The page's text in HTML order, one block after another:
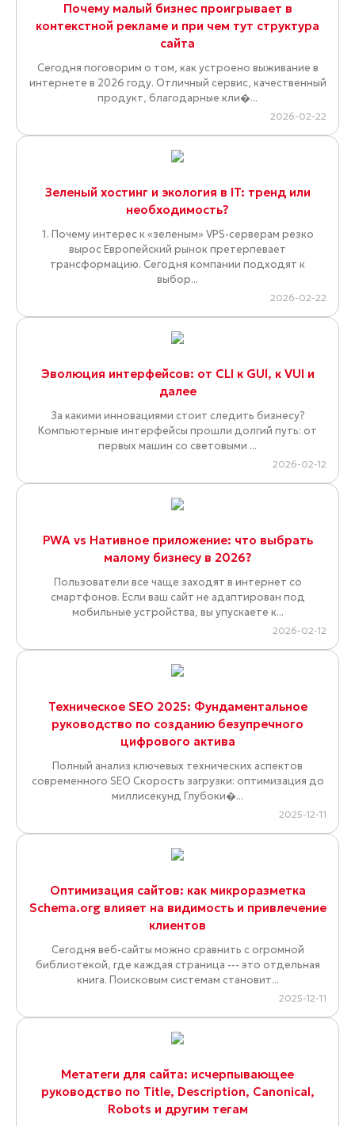
Почему малый бизнес проигрывает в
контекстной рекламе и при чем тут структура
сайта
Сегодня поговорим о том, как устроено выживание в
интернете в 2026 году. Отличный сервис, качественный
продукт, благодарные кли�...
2026-02-22
Зеленый хостинг и экология в IT: тренд или
необходимость?
1. Почему интерес к «зеленым» VPS-серверам резко
вырос Европейский рынок претерпевает
трансформацию. Сегодня компании подходят к
выбор...
2026-02-22
Эволюция интерфейсов: от CLI к GUI, к VUI и
далее
За какими инновациями стоит следить бизнесу?
Компьютерные интерфейсы прошли долгий путь: от
первых машин со световыми ...
2026-02-12
PWA vs Нативное приложение: что выбрать
малому бизнесу в 2026?
Пользователи все чаще заходят в интернет со
смартфонов. Если ваш сайт не адаптирован под
мобильные устройства, вы упускаете к...
2026-02-12
Техническое SEO 2025: Фундаментальное
руководство по созданию безупречного
цифрового актива
Полный анализ ключевых технических аспектов
современного SEO Скорость загрузки: оптимизация до
миллисекунд Глубоки�...
2025-12-11
Оптимизация сайтов: как микроразметка
Schema.org влияет на видимость и привлечение
клиентов
Сегодня веб-сайты можно сравнить с огромной
библиотекой, где каждая страница --- это отдельная
книга. Поисковым системам становит...
2025-12-11
Метатеги для сайта: исчерпывающее
руководство по Title, Description, Canonical,
Robots и другим тегам